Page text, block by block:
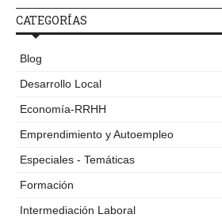
CATEGORÍAS
Blog
Desarrollo Local
Economía-RRHH
Emprendimiento y Autoempleo
Especiales - Temáticas
Formación
Intermediación Laboral